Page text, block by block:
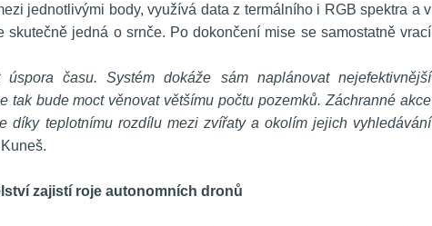
jednotlivými body, využívá data z termálního i RGB spektra a v
skutečně jedná o srnče. Po dokončení mise se samostatně vrací
času. Systém dokáže sám naplánovat nejefektivnější
tak bude moct věnovat většímu počtu pozemků. Záchranné akce
díky teplotnímu rozdílu mezi zvířaty a okolím jejich vyhledávání
zajistí roje autonomních dronů